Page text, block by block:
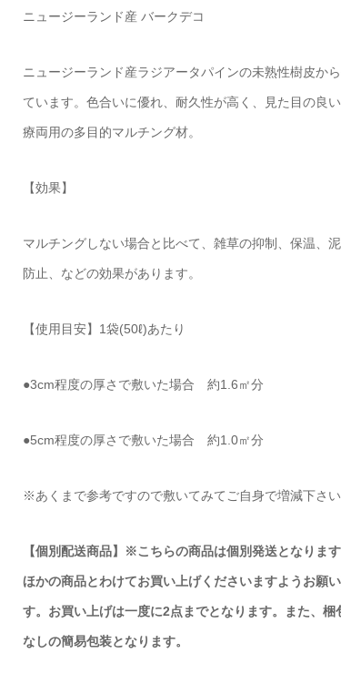
ニュージーランド産 バークデコ
ニュージーランド産ラジアータパインの未熟性樹皮か
ています。色合いに優れ、耐久性が高く、見た目の良
療両用の多目的マルチング材。
【効果】
マルチングしない場合と比べて、雑草の抑制、保温、
防止、などの効果があります。
【使用目安】1袋(50ℓ)あたり
●3cm程度の厚さで敷いた場合 約1.6㎡分
●5cm程度の厚さで敷いた場合 約1.0㎡分
※あくまで参考ですので敷いてみてご自身で増減下さい
【個別配送商品】※こちらの商品は個別発送となります
ほかの商品とわけてお買い上げくださいますようお願
す。お買い上げは一度に2点までとなります。また、梱
なしの簡易包装となります。